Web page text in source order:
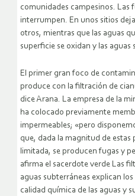
comunidades campesinos. Las
interrumpen. En unos sitios
otros, mientras que las aguas
superficie se oxidan y las aguas
El primer gran foco de
produce con la filtración de
dice Arana. La empresa de la
ha colocado previamente
impermeables; «pero
que, dada la magnitud de estas
limitada, se producen fugas y
afirma el sacerdote verde Las
aguas subterráneas explican
calidad química de las aguas y